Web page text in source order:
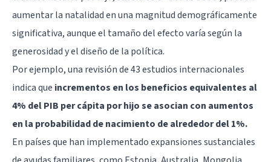
aumentar la natalidad en una magnitud demográficamente
significativa, aunque el tamaño del efecto varía según la
generosidad y el diseño de la política.
Por ejemplo, una revisión de 43 estudios internacionales
indica que incrementos en los beneficios equivalentes al
4% del PIB per cápita por hijo se asocian con aumentos
en la probabilidad de nacimiento de alrededor del 1%.
En países que han implementado expansiones sustanciales